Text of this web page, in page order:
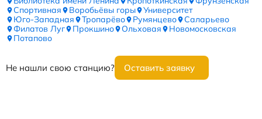
Спортивная
Воробьёвы горы
Университет
Юго-Западная
Тропарёво Румянцево
Саларьево
Филатов Луг
Прокшино Ольховая
Новомосковская
Потапово
Не нашли свою станцию? Оставить заявку